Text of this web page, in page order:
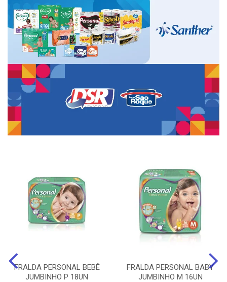
FRALDA PERSONAL BEBÊ
JUMBINHO P 18UN
FRALDA PERSONAL BABY
JUMBINHO M 16UN